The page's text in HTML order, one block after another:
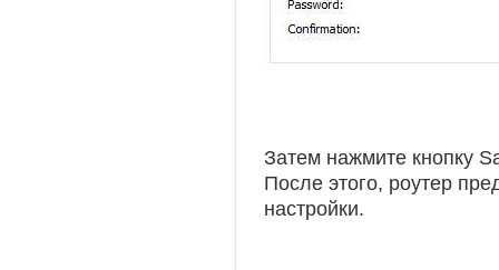
Затем нажмите кнопку
После этого, роутер
настройки.